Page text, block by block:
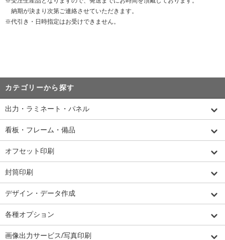
納期が決まり次第ご連絡させていただきます。
※代引き・日時指定はお受けできません。
カテゴリーから探す
出力・ラミネート・パネル
看板・フレーム・備品
オフセット印刷
封筒印刷
デザイン・データ作成
各種オプション
画像出力サービス/写真印刷